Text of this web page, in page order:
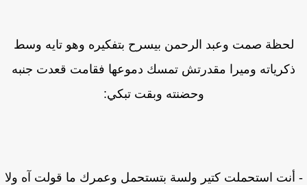
لحظة صمت وعبد الرحمن بيسرح بتفكيره وهو تايه وسط
ذكرياته وميرا مقدرتش تمسك دموعها فقامت قعدت جنبه
وحضنته وبقت تبكي:
استحملت كتير ولسة بتستحمل وعمرك ما قولت آه ولا